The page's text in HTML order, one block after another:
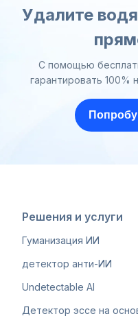
Удалите
С помощью
гарантировать 100%
Решения и услуги
Гуманизация ИИ
детектор анти-ИИ
Undetectable AI
Детектор эссе на